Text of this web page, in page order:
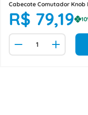
Cabecote Comutador Knob
Schmersal
R$ 79,19